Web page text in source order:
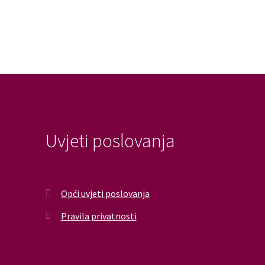
Uvjeti poslovanja
Opći uvjeti poslovanja
Pravila privatnosti